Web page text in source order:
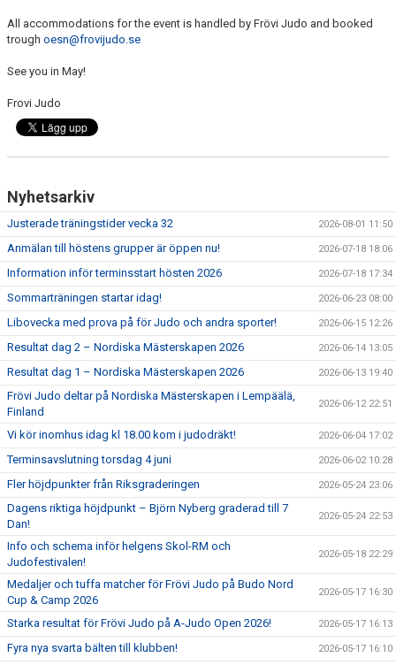
All accommodations for the event is handled by Frövi Judo and booked
trough oesn@frovijudo.se
See you in May!
Frovi Judo
Nyhetsarkiv
Justerade träningstider vecka 32 2026-08-01 11:50
Anmälan till höstens grupper är öppen nu! 2026-07-18 18:06
Information inför terminsstart hösten 2026 2026-07-18 17:34
Sommarträningen startar idag! 2026-06-23 08:00
Libovecka med prova på för Judo och andra sporter! 2026-06-15 12:26
Resultat dag 2 – Nordiska Mästerskapen 2026 2026-06-14 13:05
Resultat dag 1 – Nordiska Mästerskapen 2026 2026-06-13 19:40
Frövi Judo deltar på Nordiska Mästerskapen i Lempäälä,
Finland
2026-06-12 22:51
Vi kör inomhus idag kl 18.00 kom i judodräkt! 2026-06-04 17:02
Terminsavslutning torsdag 4 juni 2026-06-02 10:28
Fler höjdpunkter från Riksgraderingen 2026-05-24 23:06
Dagens riktiga höjdpunkt – Björn Nyberg graderad till 7
Dan!
2026-05-24 22:53
Info och schema inför helgens Skol-RM och
Judofestivalen!
2026-05-18 22:29
Medaljer och tuffa matcher för Frövi Judo på Budo Nord
Cup & Camp 2026
2026-05-17 16:30
Starka resultat för Frövi Judo på A-Judo Open 2026! 2026-05-17 16:13
Fyra nya svarta bälten till klubben! 2026-05-17 16:10